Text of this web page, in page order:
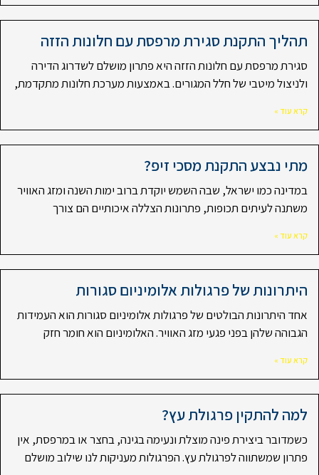
תהליך התקנת סגירת מרפסת עם חלונות הזזה
סגירת מרפסת עם חלונות הזזה היא פתרון מושלם לשדרוג הדירה
ולניצול מיטבי של חלל המגורים. באמצעות מערכת חלונות מתקדמת,
קרא עוד »
מתי נבצע התקנת מסכי זיפ?
במדינה כמו ישראל, שבה השמש יוקדת ברוב ימות השנה ומזג האוויר
משתנה לעיתים תכופות, פתרונות הצללה איכותיים הם צורך
קרא עוד »
היתרונות של פרגולות אלומיניום סגורות
אחד היתרונות הבולטים של פרגולות אלומיניום סגורות הוא העמידות
הגבוהה שלהן בפני פגעי מזג האוויר. האלומיניום הוא חומר חזק
קרא עוד »
למה להתקין פרגולת עץ?
כשמדובר ביצירת פינה מוצלת ונעימה בגינה, בחצר או במרפסת, אין
פתרון שמשתווה לפרגולת עץ. הפרגולות מעניקות לנו שילוב מושלם